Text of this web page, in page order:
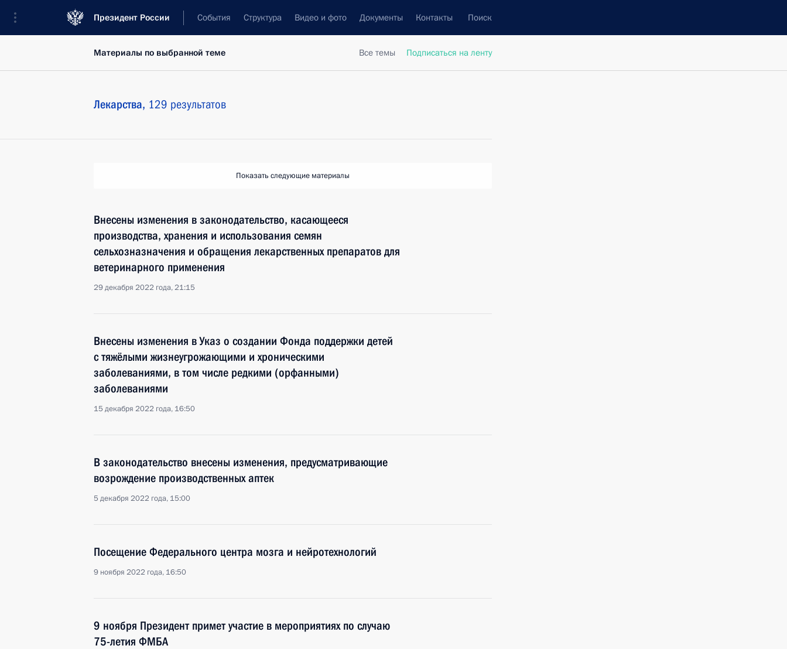
Президент России События Структура Видео и фото Документы Контакты Поиск
Все темы Подписаться на ленту
Материалы по выбранной теме
Лекарства, 129 результатов
Показать следующие материалы
Внесены изменения в законодательство, касающееся
производства, хранения и использования семян
сельхозназначения и обращения лекарственных препаратов для
ветеринарного применения
29 декабря 2022 года, 21:15
Внесены изменения в Указ о создании Фонда поддержки детей
с тяжёлыми жизнеугрожающими и хроническими
заболеваниями, в том числе редкими (орфанными)
заболеваниями
15 декабря 2022 года, 16:50
В законодательство внесены изменения, предусматривающие
возрождение производственных аптек
5 декабря 2022 года, 15:00
Посещение Федерального центра мозга и нейротехнологий
9 ноября 2022 года, 16:50
9 ноября Президент примет участие в мероприятиях по случаю
75-летия ФМБА